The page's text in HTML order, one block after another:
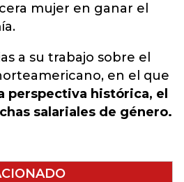
mujer en ganar el
a su trabajo sobre el
en el que
perspectiva histórica, el
salariales de género.